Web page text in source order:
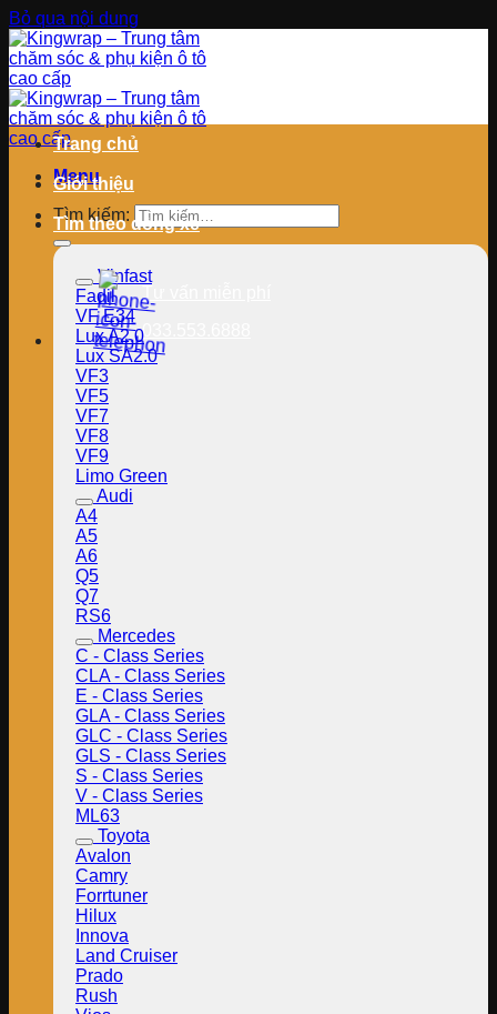
Bỏ qua nội dung
Menu
Tìm kiếm:
033.553.6888
Trang chủ
Giới thiệu
Tìm theo dòng xe
Vinfast
Fadil
VF E34
Lux A2.0
Lux SA2.0
VF3
VF5
VF7
VF8
VF9
Limo Green
Audi
A4
A5
A6
Q5
Q7
RS6
Mercedes
C - Class Series
CLA - Class Series
E - Class Series
GLA - Class Series
GLC - Class Series
GLS - Class Series
S - Class Series
V - Class Series
ML63
Toyota
Avalon
Camry
Forrtuner
Hilux
Innova
Land Cruiser
Prado
Rush